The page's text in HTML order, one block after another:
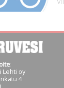
:
Lehti oy
4